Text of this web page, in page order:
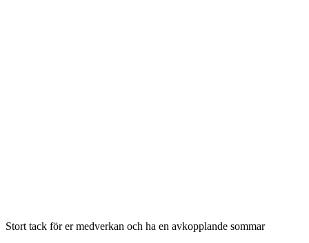
Stort tack för er medverkan och ha en avkopplande sommar